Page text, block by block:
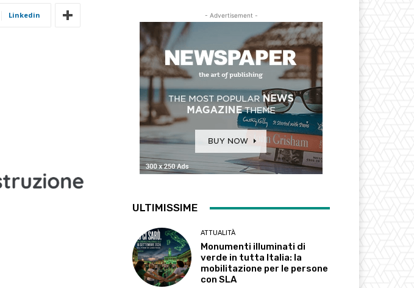
Linkedin - Advertisement -
ULTIMISSIME
ATTUALITÀ
Monumenti illuminati di
verde in tutta Italia: la
mobilitazione per le persone
con SLA